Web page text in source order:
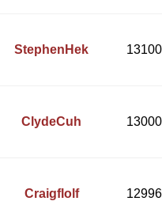
StephenHek 13100
ClydeCuh 13000
Craigflolf 12996